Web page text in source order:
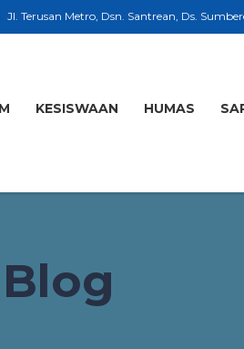
Jl. Terusan Metro, Dsn. Santrean, Ds.
KESISWAAN HUMAS
Blog